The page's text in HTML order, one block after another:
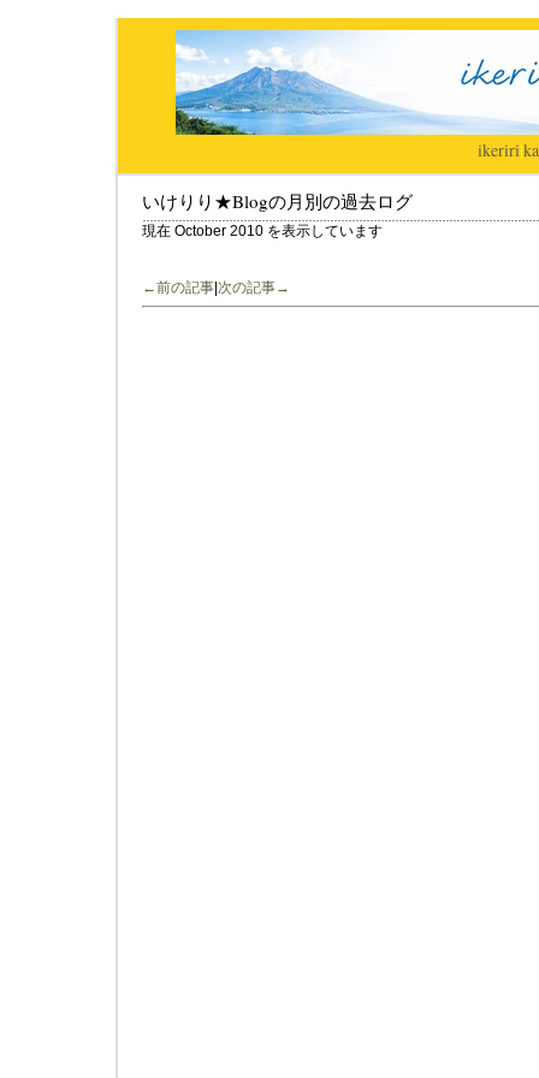
ikeriri|
いけりり★Blogの月別の過去ログ
現在 October 2010 を表示しています
←前の記事 次の記事→